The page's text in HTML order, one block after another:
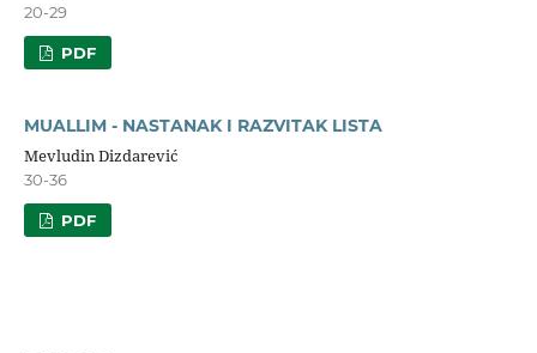
20-29
PDF
MUALLIM - NASTANAK I RAZVITAK LISTA
Mevludin Dizdarević
30-36
PDF